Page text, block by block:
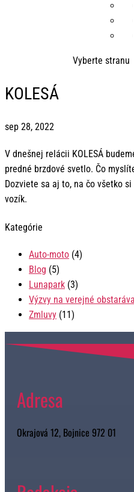
Vyberte stranu
KOLESÁ
sep 28, 2022
V dnešnej relácii KOLESÁ
predné brzdové svetlo. Čo
Dozviete sa aj to, na čo všetko
vozík.
Kategórie
Auto-moto (4)
Blog (5)
Lunapark (3)
Výzvy na verejné
Zmluvy (11)
Adresa
Okrajová 12, Bojnice 972 01